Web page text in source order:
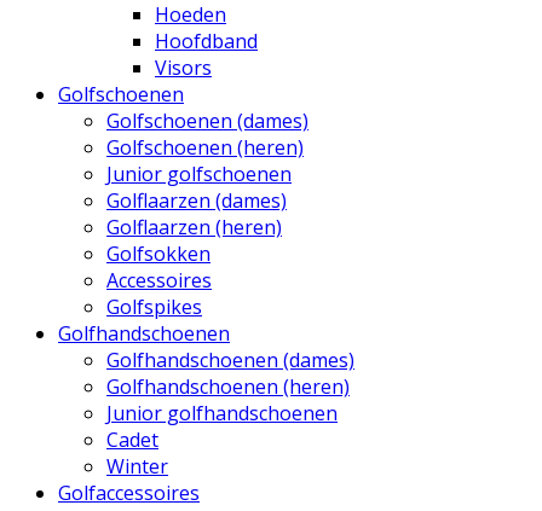
Hoeden
Hoofdband
Visors
Golfschoenen
Golfschoenen (dames)
Golfschoenen (heren)
Junior golfschoenen
Golflaarzen (dames)
Golflaarzen (heren)
Golfsokken
Accessoires
Golfspikes
Golfhandschoenen
Golfhandschoenen (dames)
Golfhandschoenen (heren)
Junior golfhandschoenen
Cadet
Winter
Golfaccessoires